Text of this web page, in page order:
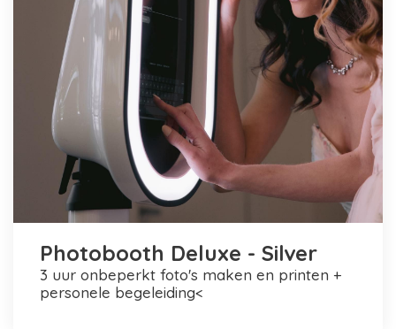
Photobooth Deluxe - Silver
3 uur onbeperkt foto's maken en printen +
personele begeleiding<